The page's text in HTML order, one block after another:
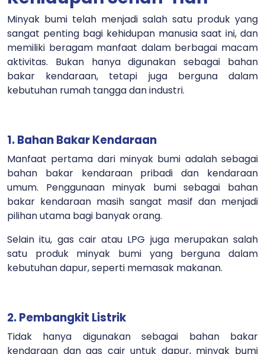
Minyak bumi telah menjadi salah satu produk yang
sangat penting bagi kehidupan manusia saat ini, dan
memiliki beragam manfaat dalam berbagai macam
aktivitas. Bukan hanya digunakan sebagai bahan
bakar kendaraan, tetapi juga berguna dalam
kebutuhan rumah tangga dan industri.
1. Bahan Bakar Kendaraan
Manfaat pertama dari minyak bumi adalah sebagai
bahan bakar kendaraan pribadi dan kendaraan
umum. Penggunaan minyak bumi sebagai bahan
bakar kendaraan masih sangat masif dan menjadi
pilihan utama bagi banyak orang.
Selain itu, gas cair atau LPG juga merupakan salah
satu produk minyak bumi yang berguna dalam
kebutuhan dapur, seperti memasak makanan.
2. Pembangkit Listrik
Tidak hanya digunakan sebagai bahan bakar
kendaraan dan gas cair untuk dapur, minyak bumi